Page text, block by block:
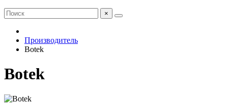
×
Производитель
Botek
Botek